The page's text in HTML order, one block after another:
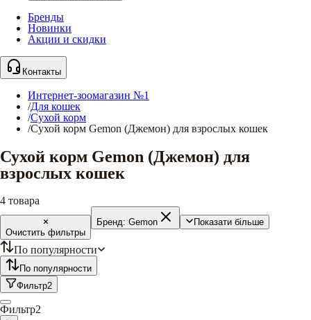
Бренды
Новинки
Акции и скидки
Контакты
Интернет-зоомагазин №1
/Для кошек
/Сухой корм
/Сухой корм Gemon (Джемон) для взрослых кошек
Сухой корм Gemon (Джемон) для
взрослых кошек
4 товара
Очистить фильтры
Бренд: Gemon Показати більше
По популярности
По популярности
Фильтр2
Фильтр2